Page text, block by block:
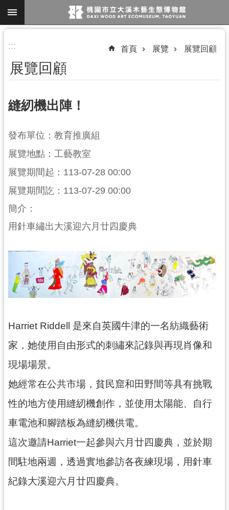
跳到主要內容區塊
搜
尋
參
資
訊
展
覽
便
活
動
究
學
習
資
源
認
識
木
博
訊
息
公
::: 首頁 展覽 展覽回顧
展覽回顧
縫紉機出陣！
發布單位：教育推廣組
展覽地點：工藝教室
展覽期間起：113-07-28 00:00
展覽期間訖：113-07-29 00:00
簡介：
用針車繡出大溪迎六月廿四慶典
Harriet Riddell 是來自英國牛津的一名紡織藝術
家，她使用自由形式的刺繡來記錄與再現肖像和
現場場景。
她經常在公共市場，貧民窟和田野間等具有挑戰
性的地方使用縫紉機創作，並使用太陽能、自行
車電池和腳踏板為縫紉機供電。
這次邀請Harriet一起參與六月廿四慶典，並於期
間駐地兩週，透過實地參訪各夜練現場，用針車
紀錄大溪迎六月廿四慶典。